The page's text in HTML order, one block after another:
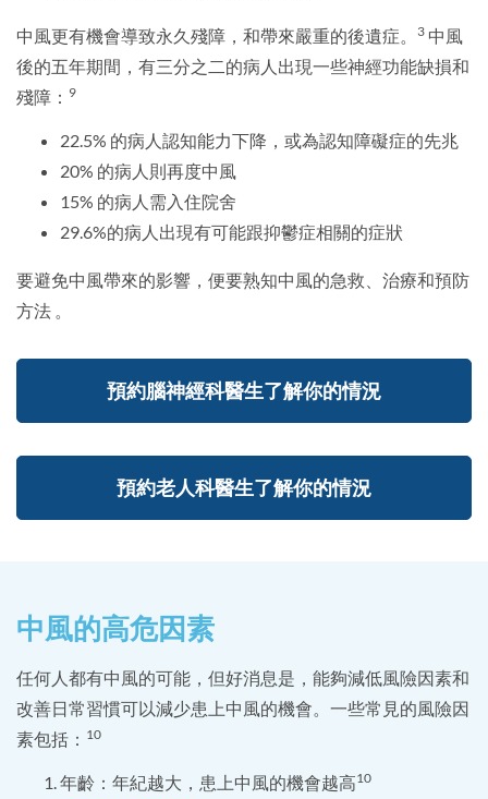
中風更有機會導致永久殘障，和帶來嚴重的後遺症。 3 中風
後的五年期間，有三分之二的病人出現一些神經功能缺損和
殘障： 9
22.5% 的病人認知能力下降，或為認知障礙症的先兆
20% 的病人則再度中風
15% 的病人需入住院舍
29.6%的病人出現有可能跟抑鬱症相關的症狀
要避免中風帶來的影響，便要熟知中風的急救、治療和預防
方法 。
預約腦神經科醫生了解你的情況
預約老人科醫生了解你的情況
中風的高危因素
任何人都有中風的可能，但好消息是，能夠減低風險因素和
改善日常習慣可以減少患上中風的機會。一些常見的風險因
素包括： 10
年齡：年紀越大，患上中風的機會越高10